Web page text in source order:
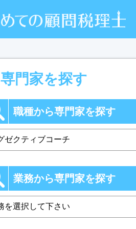
専門家を探す
職種から専門家を探す
業務から専門家を探す